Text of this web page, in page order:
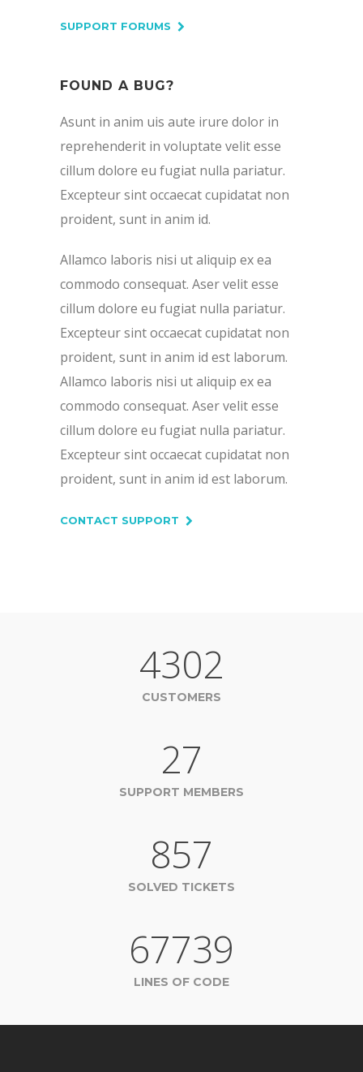
SUPPORT FORUMS
FOUND A BUG?
Asunt in anim uis aute irure dolor in
reprehenderit in voluptate velit esse
cillum dolore eu fugiat nulla pariatur.
Excepteur sint occaecat cupidatat non
proident, sunt in anim id.
Allamco laboris nisi ut aliquip ex ea
commodo consequat. Aser velit esse
cillum dolore eu fugiat nulla pariatur.
Excepteur sint occaecat cupidatat non
proident, sunt in anim id est laborum.
Allamco laboris nisi ut aliquip ex ea
commodo consequat. Aser velit esse
cillum dolore eu fugiat nulla pariatur.
Excepteur sint occaecat cupidatat non
proident, sunt in anim id est laborum.
CONTACT SUPPORT
4302
CUSTOMERS
27
SUPPORT MEMBERS
857
SOLVED TICKETS
67739
LINES OF CODE